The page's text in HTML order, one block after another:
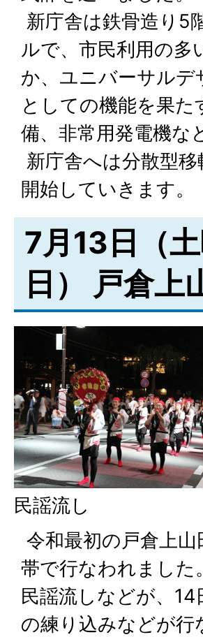
新庁舎は鉄骨造り5
ルで、市民利用の多
か、ユニバーサルデ
としての機能を果
備、非常用発電機な
新庁舎へは分散型
開始していきます。
7月13日（
日） 戸倉上
民謡流し
令和最初の戸倉上
帯で行なわれました
民謡流しなどが、
の練り込みなどが行